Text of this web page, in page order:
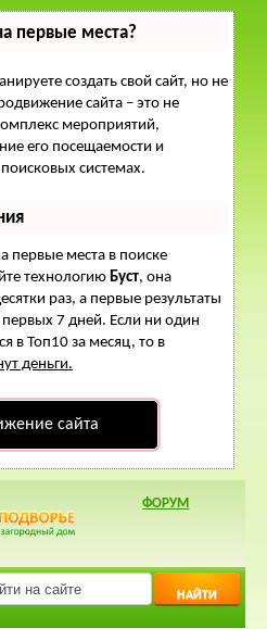
первые места?
создать свой сайт, но не
сайта – это не
мероприятий,
его посещаемости и
системах.
первые места в поиске
технологию Буст, она
раз, а первые результаты
7 дней. Если ни один
в Топ10 за месяц, то в
деньги.
сайта
ФОРУМ
НАЙТИ